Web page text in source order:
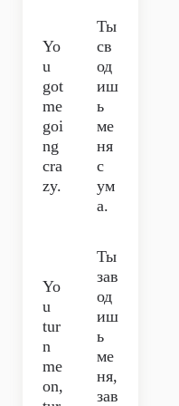
Yo
u
got
me
goi
ng
cra
zy.
Ты
св
од
иш
ь
ме
ня
с
ум
а.
Yo
u
tur
n
me
on,
Ты
зав
од
иш
ь
ме
ня,
зав